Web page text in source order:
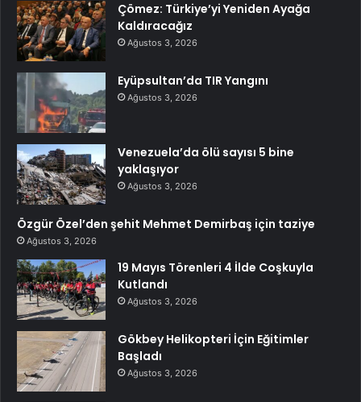
Çömez: Türkiye’yi Yeniden Ayağa
Kaldıracağız
Ağustos 3, 2026
Eyüpsultan’da TIR Yangını
Ağustos 3, 2026
Venezuela’da ölü sayısı 5 bine
yaklaşıyor
Ağustos 3, 2026
Özgür Özel’den şehit Mehmet Demirbaş için taziye
Ağustos 3, 2026
19 Mayıs Törenleri 4 İlde Coşkuyla
Kutlandı
Ağustos 3, 2026
Gökbey Helikopteri İçin Eğitimler
Başladı
Ağustos 3, 2026